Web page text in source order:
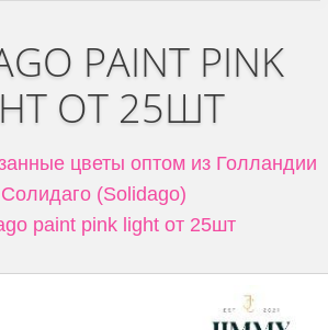
PAINT PINK
ОТ 25ШТ
цветы оптом из Голландии
Солидаго (Solidago)
paint pink light от 25шт